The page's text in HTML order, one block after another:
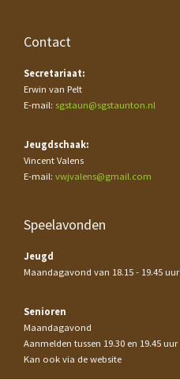
Contact
Secretariaat:
Erwin van Pelt
E-mail: sgstaun@sgstaunton.nl
Jeugdschaak:
Vincent Valens
E-mail: vwjvalens@gmail.com
Speelavonden
Jeugd
Maandagavond van 18.15 - 19.45 uur
Senioren
Maandagavond
Aanmelden tussen 19.30 en 19.45 uur
Kan ook via de website